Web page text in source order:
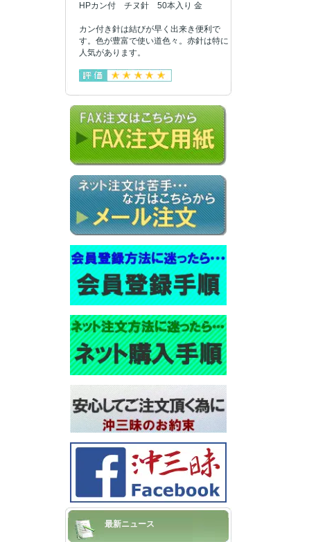
HPカン付 チヌ針 50本入り 金
カン付き針は結びが早く出来き便利で
す。色が豊富で使い道色々。赤針は特に
人気があります。
最新ニュース